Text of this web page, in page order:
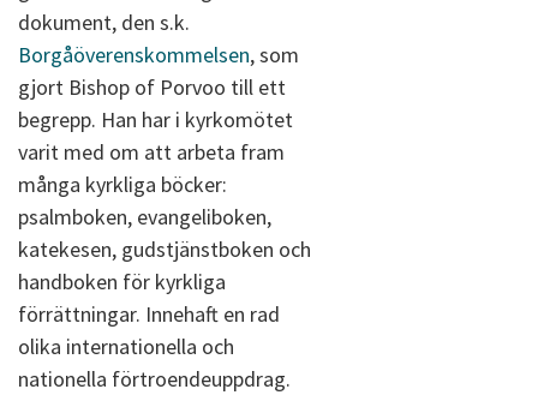
dokument, den s.k.
Borgåöverenskommelsen, som
gjort Bishop of Porvoo till ett
begrepp. Han har i kyrkomötet
varit med om att arbeta fram
många kyrkliga böcker:
psalmboken, evangeliboken,
katekesen, gudstjänstboken och
handboken för kyrkliga
förrättningar. Innehaft en rad
olika internationella och
nationella förtroendeuppdrag.